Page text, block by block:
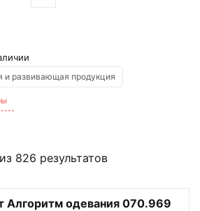
развивающая продукция
из 826 результатов
Алгоритм одевания 070.969